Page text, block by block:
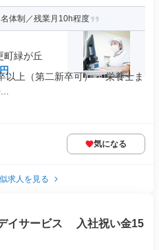
体制／残業月10h程度
町緑が丘
以上（第二新卒可） ・栄養士ま
気になる
求人を見る
サービス 入社祝い金15